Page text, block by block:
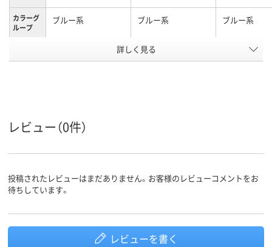
カラーグ
ループ
ブルー系 ブルー系 ブルー系
15
詳しく見る
レビュー（0件）
投稿されたレビューはまだありません。お客様のレビューコメントをお
待ちしています。
レビューを書く